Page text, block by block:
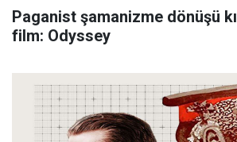
Paganist şamanizme dönüşü
film: Odyssey